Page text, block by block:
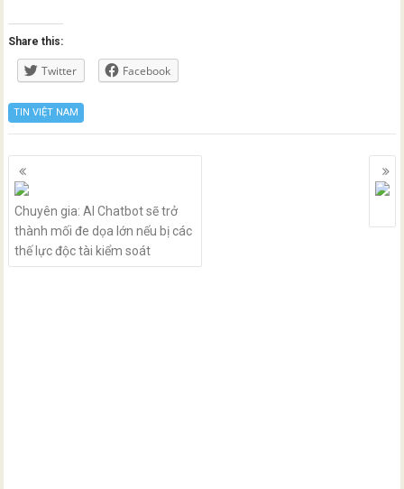
Share this:
Twitter Facebook
TIN VIỆT NAM
Posts
navigation
Chuyên gia: AI Chatbot sẽ trở
thành mối đe dọa lớn nếu bị các
thế lực độc tài kiểm soát